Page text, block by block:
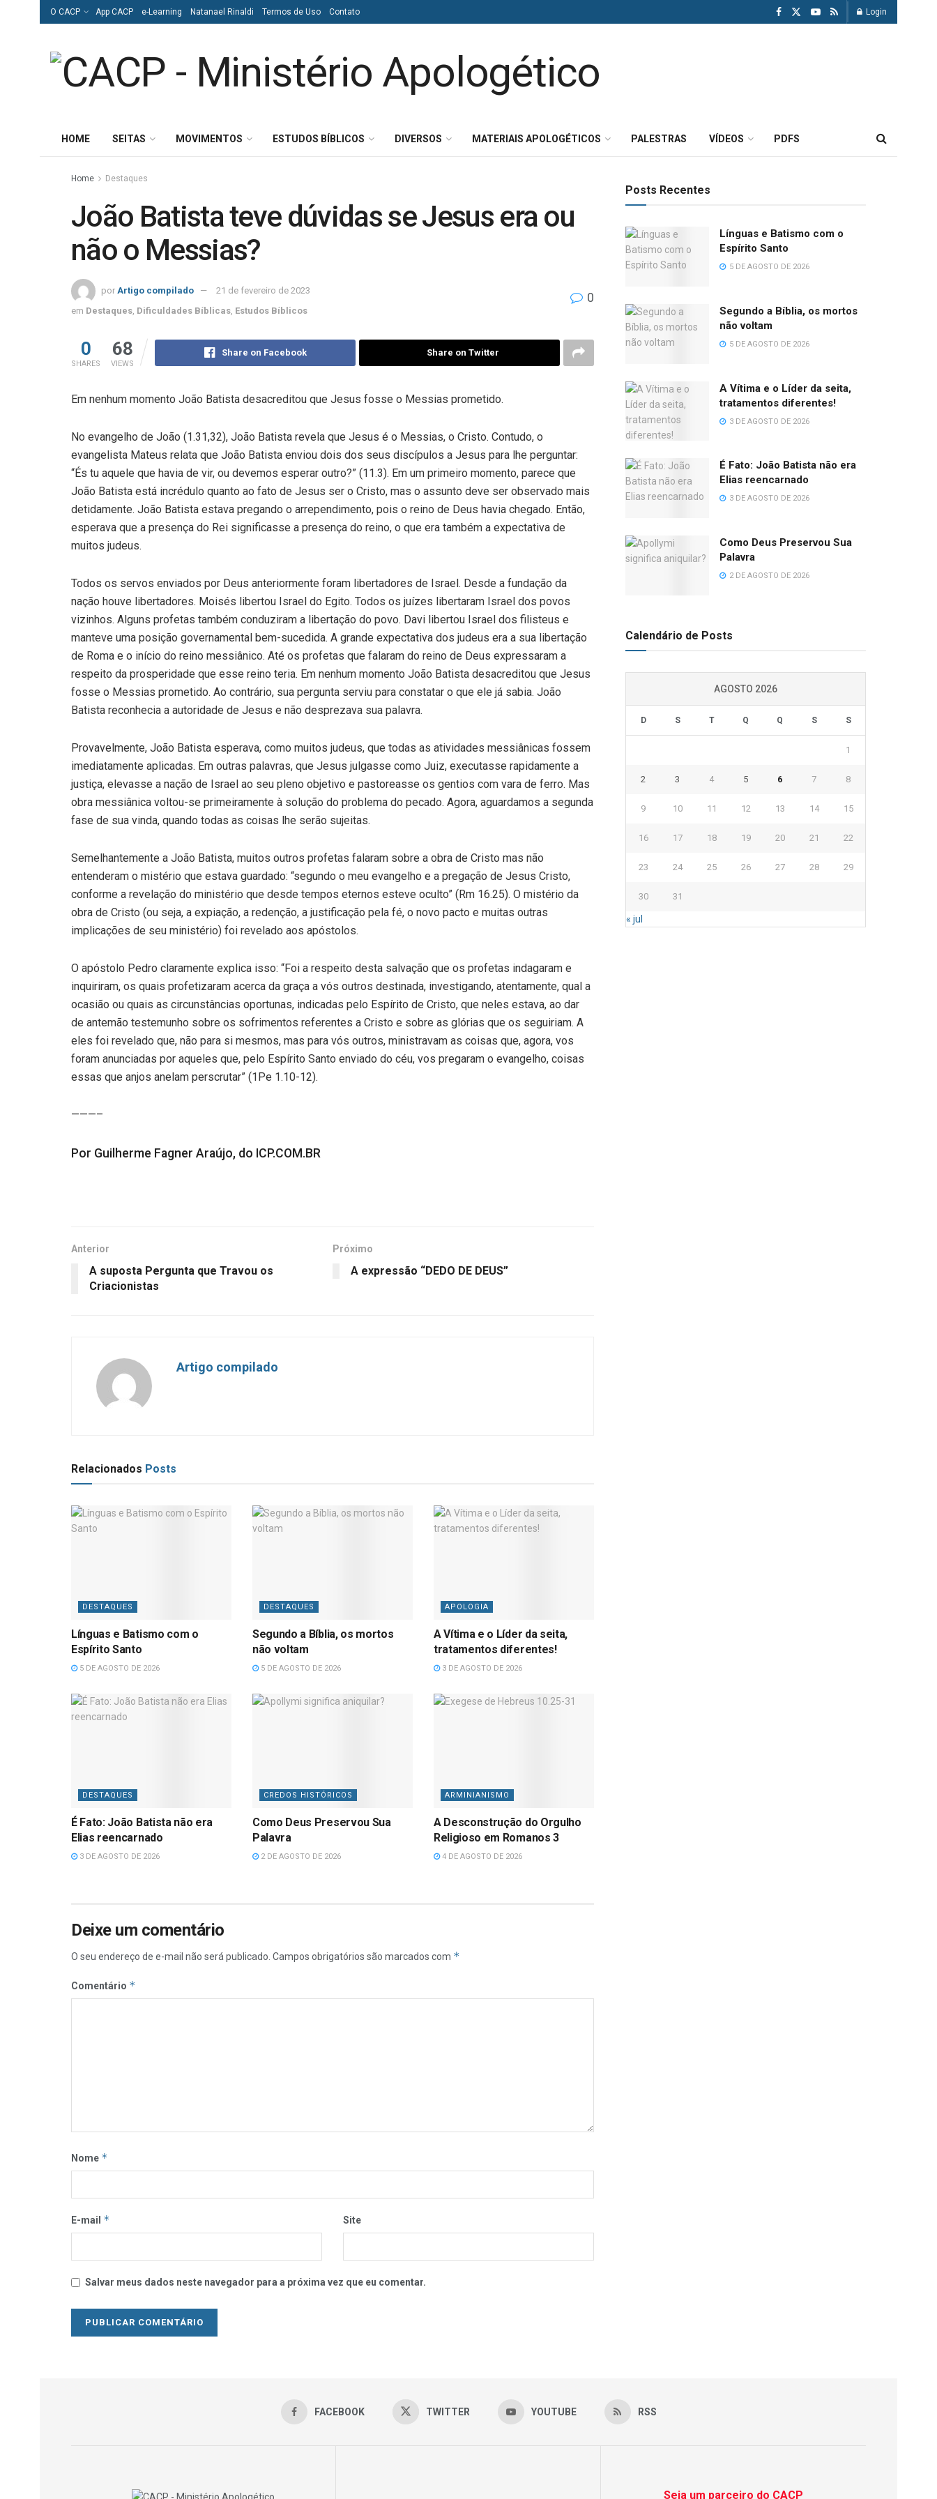
O CACP App CACP e-Learning Natanael Rinaldi Termos de Uso Contato Login
HOME SEITAS MOVIMENTOS ESTUDOS BÍBLICOS DIVERSOS MATERIAIS APOLOGÉTICOS PALESTRAS VÍDEOS PDFS
Home Destaques
João Batista teve dúvidas se Jesus era ou
não o Messias?
por Artigo compilado
21 de fevereiro de 2023
em Destaques Dificuldades Bíblicas Estudos Bíblicos
0
0
SHARES
68
VIEWS
Share on Facebook Share on Twitter
Em nenhum momento João Batista desacreditou que Jesus fosse o Messias prometido.
No evangelho de João (1.31,32), João Batista revela que Jesus é o Messias, o Cristo. Contudo, o
evangelista Mateus relata que João Batista enviou dois dos seus discípulos a Jesus para lhe perguntar:
“És tu aquele que havia de vir, ou devemos esperar outro?” (11.3). Em um primeiro momento, parece que
João Batista está incrédulo quanto ao fato de Jesus ser o Cristo, mas o assunto deve ser observado mais
detidamente. João Batista estava pregando o arrependimento, pois o reino de Deus havia chegado. Então,
esperava que a presença do Rei significasse a presença do reino, o que era também a expectativa de
muitos judeus.
Todos os servos enviados por Deus anteriormente foram libertadores de Israel. Desde a fundação da
nação houve libertadores. Moisés libertou Israel do Egito. Todos os juízes libertaram Israel dos povos
vizinhos. Alguns profetas também conduziram a libertação do povo. Davi libertou Israel dos filisteus e
manteve uma posição governamental bem-sucedida. A grande expectativa dos judeus era a sua libertação
de Roma e o início do reino messiânico. Até os profetas que falaram do reino de Deus expressaram a
respeito da prosperidade que esse reino teria. Em nenhum momento João Batista desacreditou que Jesus
fosse o Messias prometido. Ao contrário, sua pergunta serviu para constatar o que ele já sabia. João
Batista reconhecia a autoridade de Jesus e não desprezava sua palavra.
Provavelmente, João Batista esperava, como muitos judeus, que todas as atividades messiânicas fossem
imediatamente aplicadas. Em outras palavras, que Jesus julgasse como Juiz, executasse rapidamente a
justiça, elevasse a nação de Israel ao seu pleno objetivo e pastoreasse os gentios com vara de ferro. Mas
obra messiânica voltou-se primeiramente à solução do problema do pecado. Agora, aguardamos a segunda
fase de sua vinda, quando todas as coisas lhe serão sujeitas.
Semelhantemente a João Batista, muitos outros profetas falaram sobre a obra de Cristo mas não
entenderam o mistério que estava guardado: “segundo o meu evangelho e a pregação de Jesus Cristo,
conforme a revelação do ministério que desde tempos eternos esteve oculto” (Rm 16.25). O mistério da
obra de Cristo (ou seja, a expiação, a redenção, a justificação pela fé, o novo pacto e muitas outras
implicações de seu ministério) foi revelado aos apóstolos.
O apóstolo Pedro claramente explica isso: “Foi a respeito desta salvação que os profetas indagaram e
inquiriram, os quais profetizaram acerca da graça a vós outros destinada, investigando, atentamente, qual a
ocasião ou quais as circunstâncias oportunas, indicadas pelo Espírito de Cristo, que neles estava, ao dar
de antemão testemunho sobre os sofrimentos referentes a Cristo e sobre as glórias que os seguiriam. A
eles foi revelado que, não para si mesmos, mas para vós outros, ministravam as coisas que, agora, vos
foram anunciadas por aqueles que, pelo Espírito Santo enviado do céu, vos pregaram o evangelho, coisas
essas que anjos anelam perscrutar” (1Pe 1.10-12).
———–
Por Guilherme Fagner Araújo, do ICP.COM.BR
Anterior
A suposta Pergunta que Travou os
Criacionistas
Próximo
A expressão “DEDO DE DEUS”
Artigo compilado
Relacionados Posts
DESTAQUES
Línguas e Batismo com o
Espírito Santo
5 DE AGOSTO DE 2026
DESTAQUES
Segundo a Bíblia, os mortos
não voltam
5 DE AGOSTO DE 2026
APOLOGIA
A Vítima e o Líder da seita,
tratamentos diferentes!
3 DE AGOSTO DE 2026
DESTAQUES
É Fato: João Batista não era
Elias reencarnado
3 DE AGOSTO DE 2026
CREDOS HISTÓRICOS
Como Deus Preservou Sua
Palavra
2 DE AGOSTO DE 2026
ARMINIANISMO
A Desconstrução do Orgulho
Religioso em Romanos 3
4 DE AGOSTO DE 2026
Deixe um comentário
O seu endereço de e-mail não será publicado. Campos obrigatórios são marcados com *
Comentário *
Nome *
E-mail * Site
Salvar meus dados neste navegador para a próxima vez que eu comentar.
Posts Recentes
Línguas e Batismo com o
Espírito Santo
5 DE AGOSTO DE 2026
Segundo a Bíblia, os mortos
não voltam
5 DE AGOSTO DE 2026
A Vítima e o Líder da seita,
tratamentos diferentes!
3 DE AGOSTO DE 2026
É Fato: João Batista não era
Elias reencarnado
3 DE AGOSTO DE 2026
Como Deus Preservou Sua
Palavra
2 DE AGOSTO DE 2026
Calendário de Posts
AGOSTO 2026
D S T Q Q S S
1
2 3 4 5 6 7 8
9 10 11 12 13 14 15
16 17 18 19 20 21 22
23 24 25 26 27 28 29
30 31
« jul
FACEBOOK TWITTER YOUTUBE RSS
Seja um parceiro do CACP